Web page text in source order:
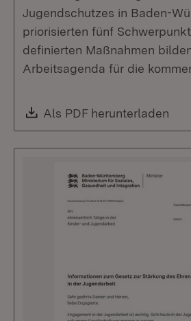
Jugendschutzes in Baden-
priorisierten fünf
definierten Maßnahmen
Arbeitsagenda für die
Download:
Als PDF herunterladen